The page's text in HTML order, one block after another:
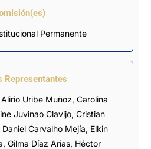
Permanente
Representantes
Alirio Uribe Muñoz, Carolina
Juvinao Clavijo, Cristian
Daniel Carvalho Mejía, Elkin
, Gilma Díaz Arias, Héctor